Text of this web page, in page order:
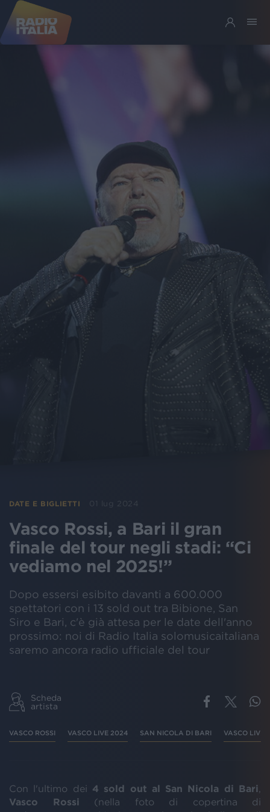
DATE E BIGLIETTI 01 lug 2024
Vasco Rossi, a Bari il gran
finale del tour negli stadi: “Ci
vediamo nel 2025!”
Dopo essersi esibito davanti a 600.000
spettatori con i 13 sold out tra Bibione, San
Siro e Bari, c'è già attesa per le date dell'anno
prossimo: noi di Radio Italia solomusicaitaliana
saremo ancora radio ufficiale del tour
Scheda
artista
VASCO ROSSI VASCO LIVE 2024 SAN NICOLA DI BARI VASCO LIVE
Con l'ultimo dei 4 sold out al San Nicola di Bari
Vasco Rossi (nella foto di copertina di